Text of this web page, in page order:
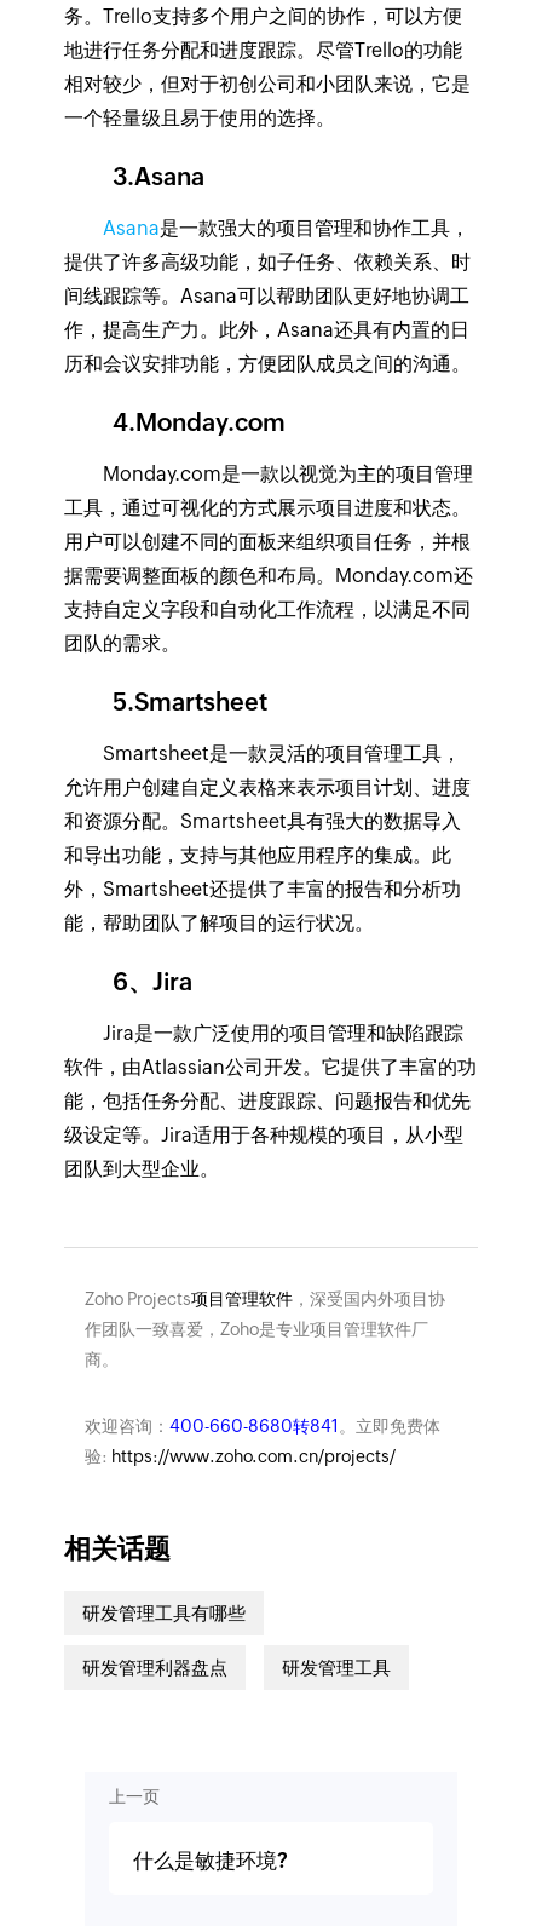
务。Trello支持多个用户之间的协作，可以方便
地进行任务分配和进度跟踪。尽管Trello的功能
相对较少，但对于初创公司和小团队来说，它是
一个轻量级且易于使用的选择。
3.Asana
Asana是一款强大的项目管理和协作工具，
提供了许多高级功能，如子任务、依赖关系、时
间线跟踪等。Asana可以帮助团队更好地协调工
作，提高生产力。此外，Asana还具有内置的日
历和会议安排功能，方便团队成员之间的沟通。
4.Monday.com
Monday.com是一款以视觉为主的项目管理
工具，通过可视化的方式展示项目进度和状态。
用户可以创建不同的面板来组织项目任务，并根
据需要调整面板的颜色和布局。Monday.com还
支持自定义字段和自动化工作流程，以满足不同
团队的需求。
5.Smartsheet
Smartsheet是一款灵活的项目管理工具，
允许用户创建自定义表格来表示项目计划、进度
和资源分配。Smartsheet具有强大的数据导入
和导出功能，支持与其他应用程序的集成。此
外，Smartsheet还提供了丰富的报告和分析功
能，帮助团队了解项目的运行状况。
6、Jira
Jira是一款广泛使用的项目管理和缺陷跟踪
软件，由Atlassian公司开发。它提供了丰富的功
能，包括任务分配、进度跟踪、问题报告和优先
级设定等。Jira适用于各种规模的项目，从小型
团队到大型企业。
Zoho Projects项目管理软件，深受国内外项目协
作团队一致喜爱，Zoho是专业项目管理软件厂
商。
欢迎咨询： 400-660-8680转841 。立即免费体
验: https://www.zoho.com.cn/projects/
相关话题
研发管理工具有哪些
研发管理利器盘点 研发管理工具
上一页
什么是敏捷环境?